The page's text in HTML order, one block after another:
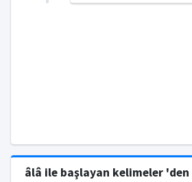
âlâ ile başlayan kelimeler 'den